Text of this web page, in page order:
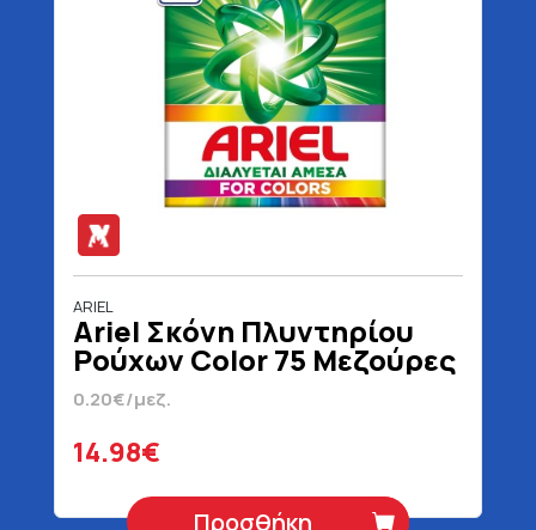
ARIEL
Ariel Σκόνη Πλυντηρίου
Ρούχων Color 75 Μεζούρες
4875 gr
0.20€/μεζ.
14.98€
Προσθήκη